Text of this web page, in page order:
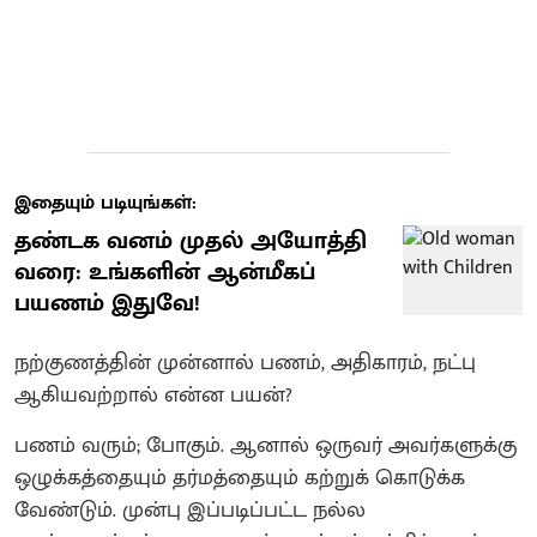
இதையும் படியுங்கள்:
தண்டக வனம் முதல் அயோத்தி
வரை: உங்களின் ஆன்மீகப்
பயணம் இதுவே!
நற்குணத்தின் முன்னால் பணம், அதிகாரம், நட்பு
ஆகியவற்றால் என்ன பயன்?
பணம் வரும்; போகும். ஆனால் ஒருவர் அவர்களுக்கு
ஒழுக்கத்தையும் தர்மத்தையும் கற்றுக் கொடுக்க
வேண்டும். முன்பு இப்படிப்பட்ட நல்ல